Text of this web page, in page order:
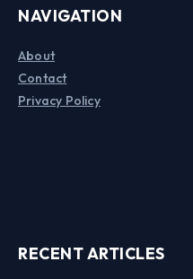
NAVIGATION
About
Contact
Privacy Policy
RECENT ARTICLES